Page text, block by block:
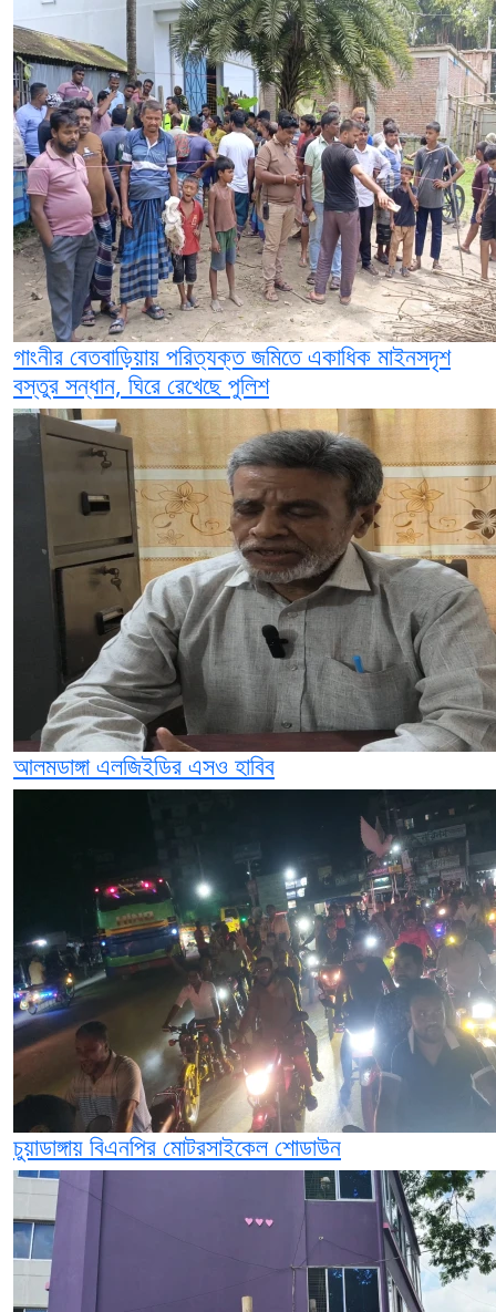
গাংনীর বেতবাড়িয়ায় পরিত্যক্ত জমিতে একাধিক মাইনসদৃশ
বস্তুর সন্ধান, ঘিরে রেখেছে পুলিশ
আলমডাঙ্গা এলজিইডির এসও হাবিব
চুয়াডাঙ্গায় বিএনপির মোটরসাইকেল শোডাউন